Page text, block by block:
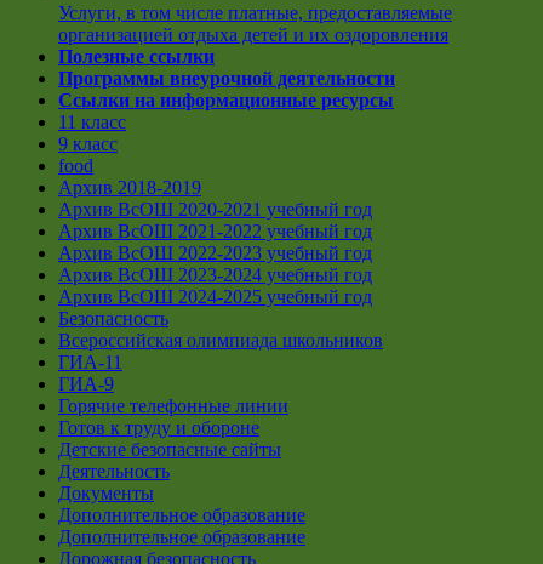
Услуги, в том числе платные, предоставляемые
организацией отдыха детей и их оздоровления
Полезные ссылки
Программы внеурочной деятельности
Ссылки на информационные ресурсы
11 класс
9 класс
food
Архив 2018-2019
Архив ВсОШ 2020-2021 учебный год
Архив ВсОШ 2021-2022 учебный год
Архив ВсОШ 2022-2023 учебный год
Архив ВсОШ 2023-2024 учебный год
Архив ВсОШ 2024-2025 учебный год
Безопасность
Всероссийская олимпиада школьников
ГИА-11
ГИА-9
Горячие телефонные линии
Готов к труду и обороне
Детские безопасные сайты
Деятельность
Документы
Дополнительное образование
Дополнительное образование
Дорожная безопасность